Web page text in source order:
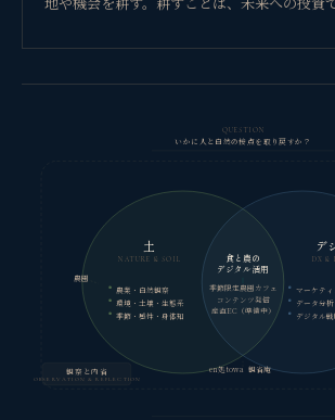
QUESTION
いかに人と自然の接点を取り戻すか？
観察と内省
OBSERVATION & REFLECTION
土
NATURE & SOIL
農業・自然観察
環境・土壌・生態系
季節・感性・身体知
デ
DX &
マーケテ
データ分
デジタル
食と農の
デジタル活用
季節限定農園カフェ
コンテンツ発信
産直EC（準備中）
農園
en処towa 観省庵